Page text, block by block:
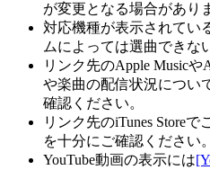
が変更となる場合があり
対応機種が表示されてい
ムによっては選曲できな
リンク先のApple Musicや
や楽曲の配信状況につい
確認ください。
リンク先のiTunes Store
を十分にご確認ください。
YouTube動画の表示には